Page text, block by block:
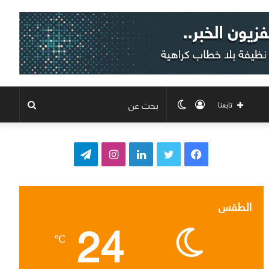
الوضع
المظلم
تسجيل
الدخول
تابعنا
ف
ب
و
ق
ت
ر
الطقس 24
℃